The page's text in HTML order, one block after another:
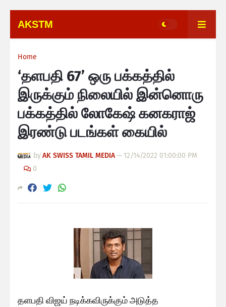
AKSTM
Home
‘தளபதி 67’ ஒரு பக்கத்தில்
இருக்கும் நிலையில் இன்னொரு
பக்கத்தில் லோகேஷ் கனகராஜ்
இரண்டு படங்கள் கையில்
byAK SWISS TAMIL MEDIA— 12/14/2022 01:00:00 PM
0
தளபதி விஜய் நடிக்கவிருக்கும் அடுத்த